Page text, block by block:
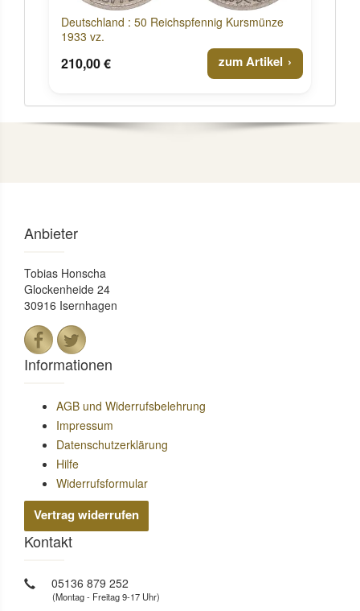
Deutschland : 50 Reichspfennig Kursmünze
1933 vz.
210,00 € zum Artikel
Anbieter
Tobias Honscha
Glockenheide 24
30916 Isernhagen
Informationen
AGB und Widerrufsbelehrung
Impressum
Datenschutzerklärung
Hilfe
Widerrufsformular
Vertrag widerrufen
Kontakt
05136 879 252
(Montag - Freitag 9-17 Uhr)